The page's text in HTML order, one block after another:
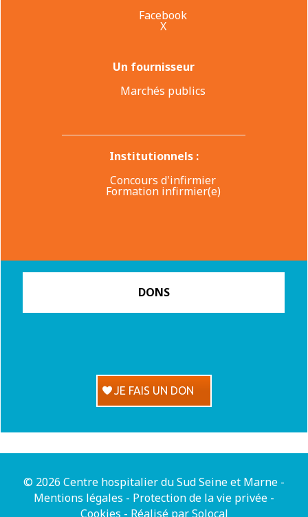
Facebook
X
Un fournisseur
Marchés publics
Institutionnels :
Concours d'infirmier
Formation infirmier(e)
DONS
JE FAIS UN DON
© 2026 Centre hospitalier du Sud Seine et Marne -
Mentions légales - Protection de la vie privée -
Cookies - Réalisé par Solocal